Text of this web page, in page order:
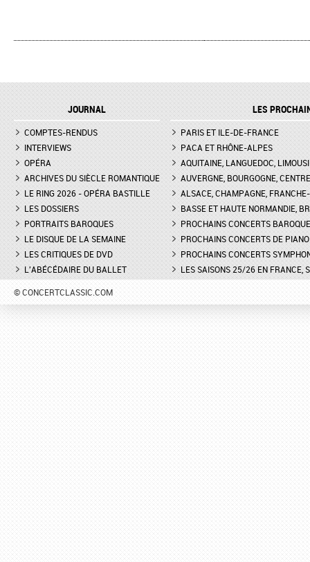
JOURNAL
COMPTES-RENDUS
INTERVIEWS
OPÉRA
ARCHIVES DU SIÈCLE ROMANTIQUE
LE RING 2026 - OPÉRA BASTILLE
LES DOSSIERS
PORTRAITS BAROQUES
LE DISQUE DE LA SEMAINE
LES CRITIQUES DE DVD
L'ABÉCÉDAIRE DU BALLET
LES
PARIS ET ILE-DE-FRANCE
PACA ET RHÔNE-ALPES
AQUITAINE, LANGUEDOC,
AUVERGNE, BOURGOGNE, CENTRE
ALSACE, CHAMPAGNE,
BASSE ET HAUTE NORMANDIE,
PROCHAINS CONCERTS
PROCHAINS CONCERTS DE PIANO
PROCHAINS CONCERTS
LES SAISONS 25/26 EN FRANCE,
© CONCERTCLASSIC.COM